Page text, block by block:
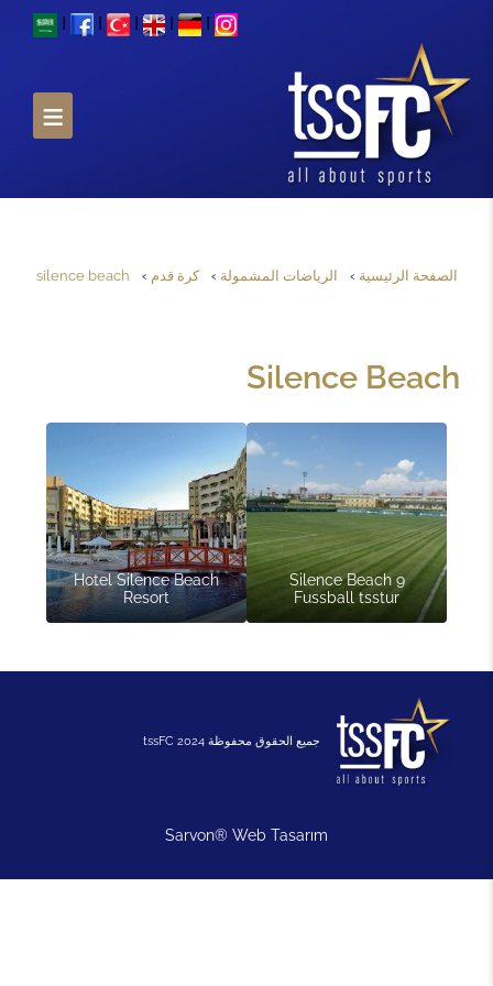
I I I I
الصفحة الرئيسية الرياضات المشمولة كرة قدم silence beach
Silence Beach
9 Silence Beach
Fussball tsstur
Hotel Silence Beach
Resort
جميع الحقوق محفوظة 2024 tssFC
Sarvon® Web Tasarım